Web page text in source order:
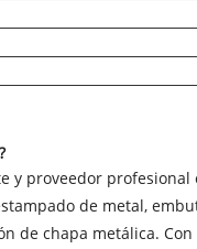
y proveedor
de metal,
de chapa metálica.